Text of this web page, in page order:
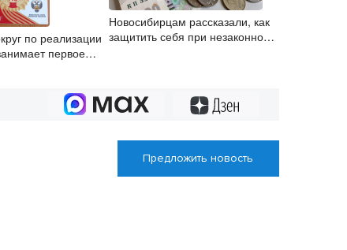
по реализации
первое
Новосибирцам рассказали, как
защитить себя при незаконном
Предложить новость